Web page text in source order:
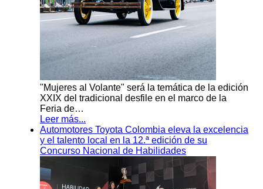
"Mujeres al Volante" será la temática de la edición
XXIX del tradicional desfile en el marco de la
Feria de…
Leer más...
Automotores Toyota Colombia eleva la excelencia
y el talento local en la 12.ª edición de su
Concurso Nacional de Habilidades